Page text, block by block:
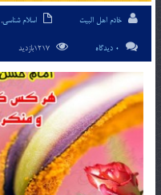
خادم اهل البیت اسلام شناسی,
0 دیدگاه